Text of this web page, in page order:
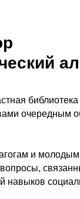
очередным
и
навыков